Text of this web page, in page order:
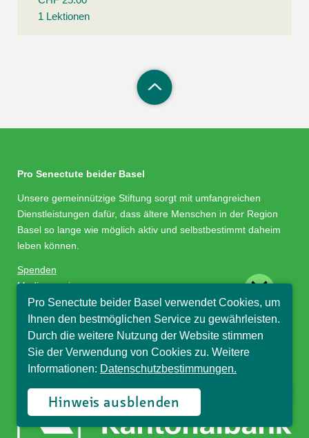
1 Lektionen
Pro Senectute beider Basel
Unsere gemeinnützige Stiftung sorgt mit umfangreichen
Dienstleistungen dafür, dass ältere Menschen in der Region
Basel so lange wie möglich aktiv und selbstbestimmt daheim
leben können.
Spenden
Medienservice
Stellenangebote
Impressum/Datenschutz
Sponsor
Pro Senectute beider Basel verwendet Cookies, um
Ihnen den bestmöglichen Service zu gewährleisten.
Durch die weitere Nutzung der Website stimmen
Sie der Verwendung von Cookies zu. Weitere
Informationen: Datenschutzbestimmungen.
Hinweis ausblenden
Hallo, ich bin Sophia und
beantworte gerne Ihre
Fragen.
close